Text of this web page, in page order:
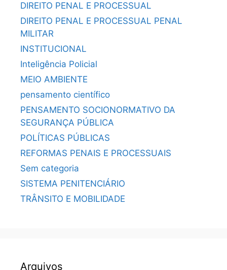
DIREITO PENAL E PROCESSUAL
DIREITO PENAL E PROCESSUAL PENAL
MILITAR
INSTITUCIONAL
Inteligência Policial
MEIO AMBIENTE
pensamento científico
PENSAMENTO SOCIONORMATIVO DA
SEGURANÇA PÚBLICA
POLÍTICAS PÚBLICAS
REFORMAS PENAIS E PROCESSUAIS
Sem categoria
SISTEMA PENITENCIÁRIO
TRÂNSITO E MOBILIDADE
Arquivos